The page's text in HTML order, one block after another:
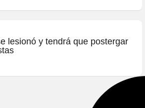
lesionó y tendrá que postergar